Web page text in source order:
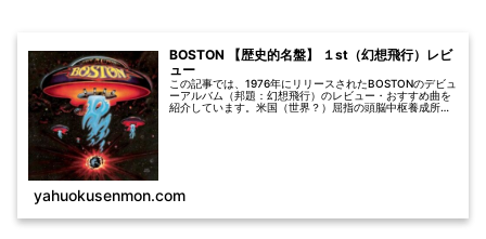
BOSTON 【歴史的名盤】 １st（幻想飛行）レビ
ュー
この記事では、1976年にリリースされたBOSTONのデビュ
ーアルバム（邦題：幻想飛行）のレビュー・おすすめ曲を
紹介しています。米国（世界？）屈指の頭脳中枢養成所
yahuokusenmon.com